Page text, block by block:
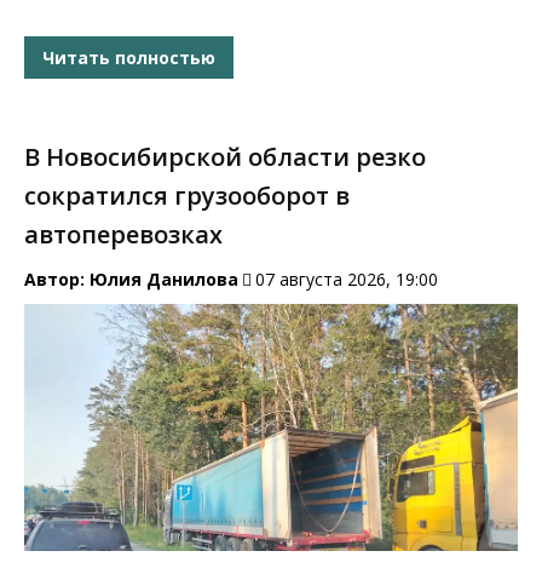
Читать полностью
В Новосибирской области резко
сократился грузооборот в
автоперевозках
Автор: Юлия Данилова 07 августа 2026, 19:00